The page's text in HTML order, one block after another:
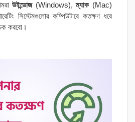
উইন্ডোজ(Windows),ম্যাক(Mac)
সিস্টেমগুলোর কম্পিউটারে কতক্ষণ ধরে
করবো।